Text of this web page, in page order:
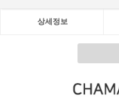
상세정보